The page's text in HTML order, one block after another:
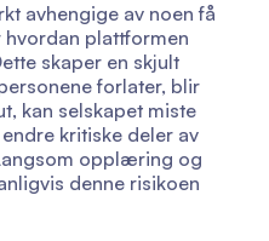
avhengige av noen få
plattformen
skaper en skjult
forlater, blir
kan selskapet miste
kritiske deler av
opplæring og
denne risikoen